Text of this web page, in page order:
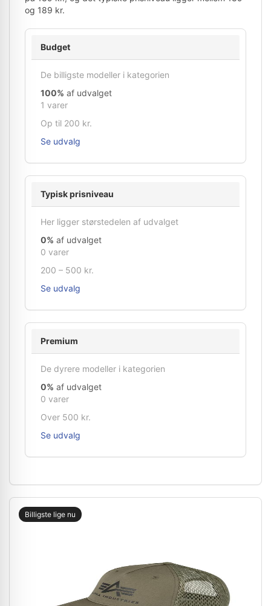
og 189 kr.
Budget
De billigste modeller i kategorien
100% af udvalget
1 varer
Op til 200 kr.
Se udvalg
Typisk prisniveau
Her ligger størstedelen af udvalget
0% af udvalget
0 varer
200 – 500 kr.
Se udvalg
Premium
De dyrere modeller i kategorien
0% af udvalget
0 varer
Over 500 kr.
Se udvalg
Billigste lige nu